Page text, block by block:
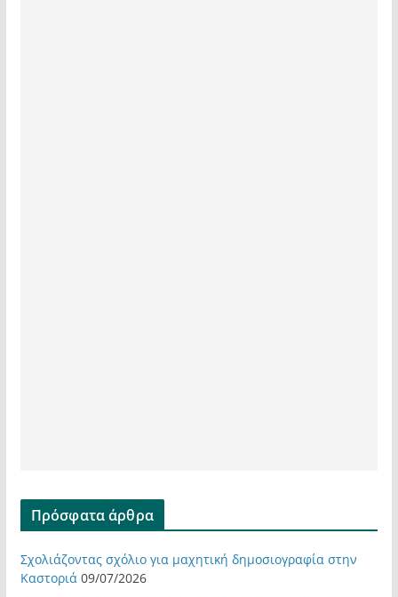
Πρόσφατα άρθρα
Σχολιάζοντας σχόλιο για μαχητική δημοσιογραφία στην
Καστοριά 09/07/2026